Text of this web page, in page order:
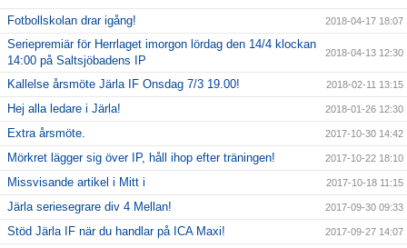
Fotbollskolan drar igång! 2018-04-17 18:07
Seriepremiär för Herrlaget imorgon lördag den 14/4 klockan
14:00 på Saltsjöbadens IP
2018-04-13 12:30
Kallelse årsmöte Järla IF Onsdag 7/3 19.00! 2018-02-11 13:15
Hej alla ledare i Järla! 2018-01-26 12:30
Extra årsmöte. 2017-10-30 14:42
Mörkret lägger sig över IP, håll ihop efter träningen! 2017-10-22 18:10
Missvisande artikel i Mitt i 2017-10-18 11:15
Järla seriesegrare div 4 Mellan! 2017-09-30 09:33
Stöd Järla IF när du handlar på ICA Maxi! 2017-09-27 14:07